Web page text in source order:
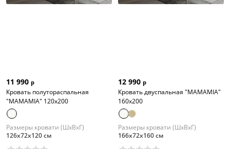
11 990 р
Кровать полутораспальная
"MAMAMIA" 120х200
Размеры кровати (ШхВхГ)
126х72х120 см
12 990 р
Кровать двуспальная "MAMAMIA"
160x200
Размеры кровати (ШхВхГ)
166х72х160 см